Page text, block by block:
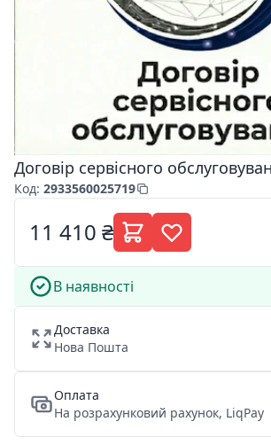
Договір сервісного
Код: 2933560025719
11 410 ₴
В наявності
Доставка
Нова Пошта
Оплата
На розрахунковий рахунок, LiqPay